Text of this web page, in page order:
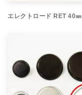
エレクトロード RET 40㎜